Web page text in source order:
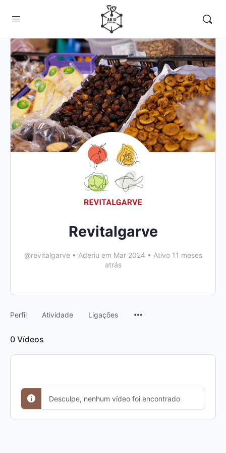
Revitalgarve
@revitalgarve • Aderiu em Mar 2024 • Ativo 11 meses
atrás
Perfil Atividade Ligações
0 Vídeos
Desculpe, nenhum vídeo foi encontrado